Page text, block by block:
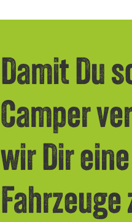
Damit Du
Camper
wir Dir